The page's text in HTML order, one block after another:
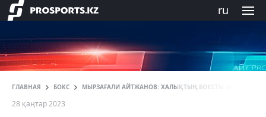
ru
ГЛАВНАЯ БОКС МЫРЗАҒАЛИ АЙТЖАНОВ: ХАЛЫҚТЫҢ БОКСТЫ ƏЛІ ДЕ
28 қаңтар 2023